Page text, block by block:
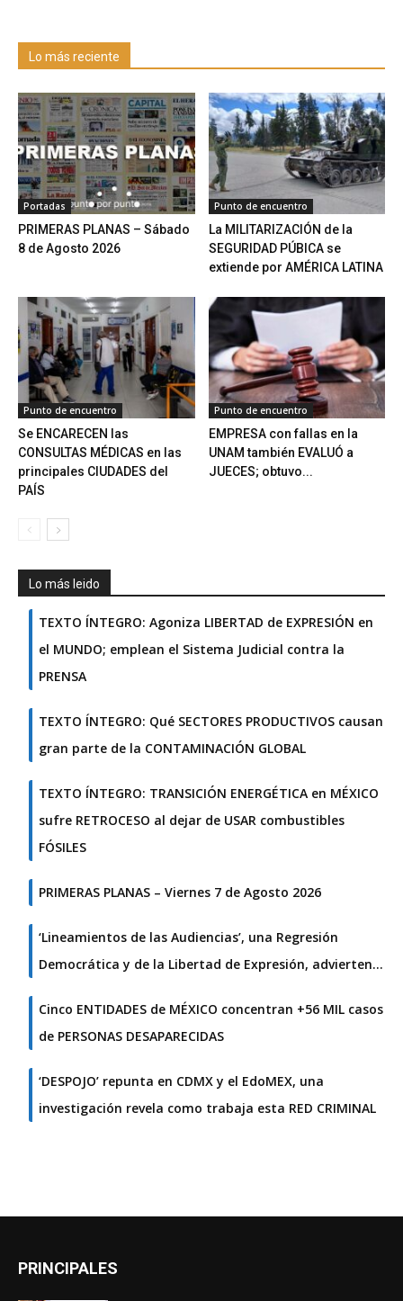
Lo más reciente
Portadas
PRIMERAS PLANAS – Sábado
8 de Agosto 2026
Punto de encuentro
La MILITARIZACIÓN de la
SEGURIDAD PÚBICA se
extiende por AMÉRICA LATINA
Punto de encuentro
Se ENCARECEN las
CONSULTAS MÉDICAS en las
principales CIUDADES del
PAÍS
Punto de encuentro
EMPRESA con fallas en la
UNAM también EVALUÓ a
JUECES; obtuvo...
Lo más leido
TEXTO ÍNTEGRO: Agoniza LIBERTAD de EXPRESIÓN en
el MUNDO; emplean el Sistema Judicial contra la
PRENSA
TEXTO ÍNTEGRO: Qué SECTORES PRODUCTIVOS causan
gran parte de la CONTAMINACIÓN GLOBAL
TEXTO ÍNTEGRO: TRANSICIÓN ENERGÉTICA en MÉXICO
sufre RETROCESO al dejar de USAR combustibles
FÓSILES
PRIMERAS PLANAS – Viernes 7 de Agosto 2026
‘Lineamientos de las Audiencias’, una Regresión
Democrática y de la Libertad de Expresión, advierten…
Cinco ENTIDADES de MÉXICO concentran +56 MIL casos
de PERSONAS DESAPARECIDAS
‘DESPOJO’ repunta en CDMX y el EdoMEX, una
investigación revela como trabaja esta RED CRIMINAL
PRINCIPALES